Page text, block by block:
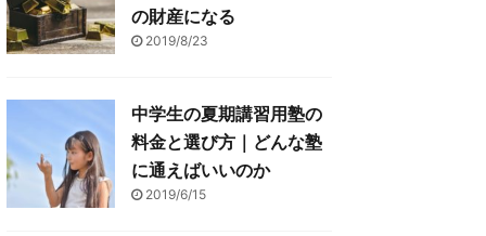
の財産になる
2019/8/23
中学生の夏期講習用塾の
料金と選び方｜どんな塾
に通えばいいのか
2019/6/15